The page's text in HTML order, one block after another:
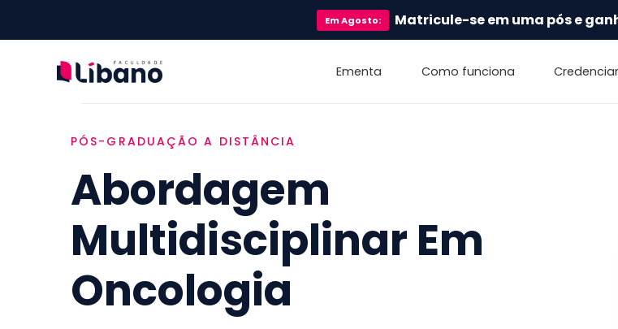
EmAgosto: Matricule-se em uma pós e
Ementa Como funciona
PÓS-GRADUAÇÃO A DISTÂNCIA
Abordagem
Multidisciplinar Em
Oncologia